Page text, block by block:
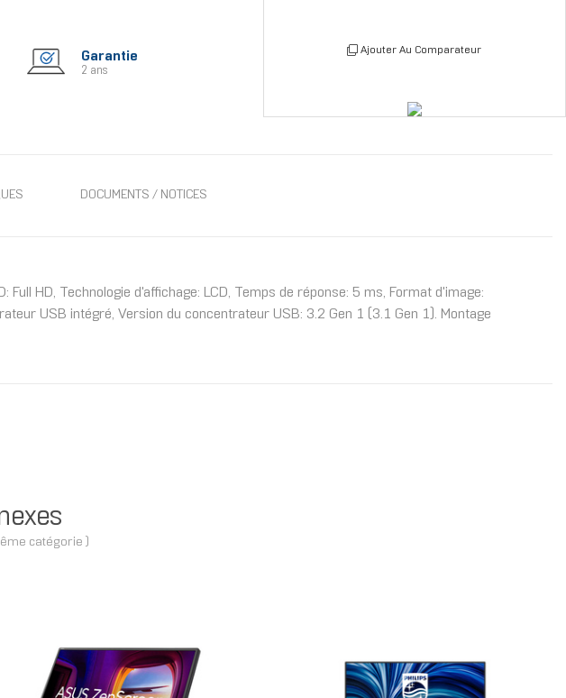
Garantie
2 ans
Ajouter Au Comparateur
DOCUMENTS / NOTICES
HD, Technologie d'affichage: LCD, Temps de réponse: 5 ms, Format d'image:
USB intégré, Version du concentrateur USB: 3.2 Gen 1 (3.1 Gen 1). Montage
catégorie )